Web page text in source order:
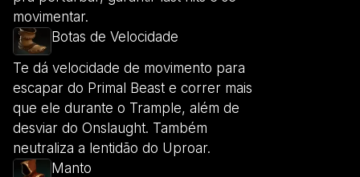
movimentar.
Botas de Velocidade
Te dá velocidade de movimento para
escapar do Primal Beast e correr mais
que ele durante o Trample, além de
desviar do Onslaught. Também
neutraliza a lentidão do Uproar.
Manto